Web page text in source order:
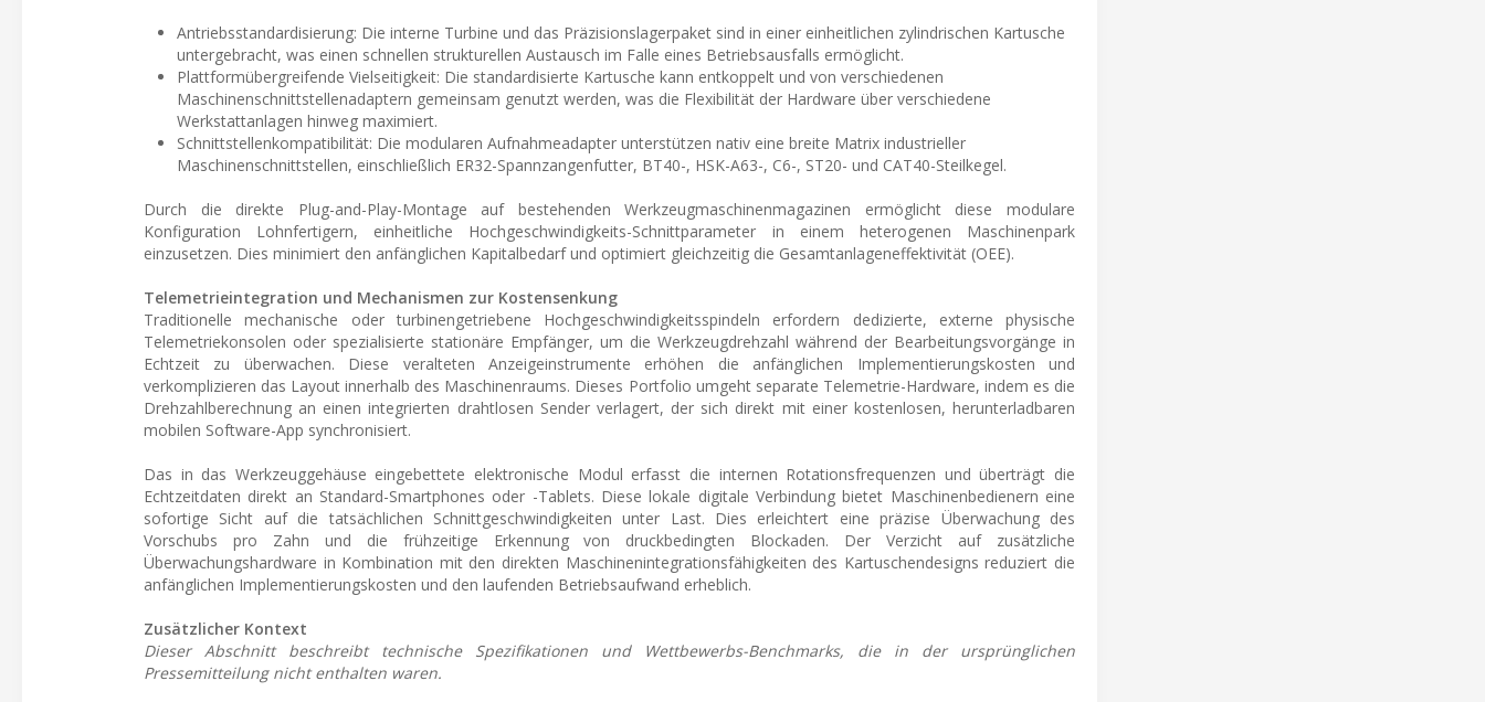
Antriebsstandardisierung: Die interne Turbine und das Präzisionslagerpaket sind in einer einheitlichen zylindrischen Kartusche
untergebracht, was einen schnellen strukturellen Austausch im Falle eines Betriebsausfalls ermöglicht.
Plattformübergreifende Vielseitigkeit: Die standardisierte Kartusche kann entkoppelt und von verschiedenen
Maschinenschnittstellenadaptern gemeinsam genutzt werden, was die Flexibilität der Hardware über verschiedene
Werkstattanlagen hinweg maximiert.
Schnittstellenkompatibilität: Die modularen Aufnahmeadapter unterstützen nativ eine breite Matrix industrieller
Maschinenschnittstellen, einschließlich ER32-Spannzangenfutter, BT40-, HSK-A63-, C6-, ST20- und CAT40-Steilkegel.
Durch die direkte Plug-and-Play-Montage auf bestehenden Werkzeugmaschinenmagazinen ermöglicht diese modulare
Konfiguration Lohnfertigern, einheitliche Hochgeschwindigkeits-Schnittparameter in einem heterogenen Maschinenpark
einzusetzen. Dies minimiert den anfänglichen Kapitalbedarf und optimiert gleichzeitig die Gesamtanlageneffektivität (OEE).
Telemetrieintegration und Mechanismen zur Kostensenkung
Traditionelle mechanische oder turbinengetriebene Hochgeschwindigkeitsspindeln erfordern dedizierte, externe physische
Telemetriekonsolen oder spezialisierte stationäre Empfänger, um die Werkzeugdrehzahl während der Bearbeitungsvorgänge in
Echtzeit zu überwachen. Diese veralteten Anzeigeinstrumente erhöhen die anfänglichen Implementierungskosten und
verkomplizieren das Layout innerhalb des Maschinenraums. Dieses Portfolio umgeht separate Telemetrie-Hardware, indem es die
Drehzahlberechnung an einen integrierten drahtlosen Sender verlagert, der sich direkt mit einer kostenlosen, herunterladbaren
mobilen Software-App synchronisiert.
Das in das Werkzeuggehäuse eingebettete elektronische Modul erfasst die internen Rotationsfrequenzen und überträgt die
Echtzeitdaten direkt an Standard-Smartphones oder -Tablets. Diese lokale digitale Verbindung bietet Maschinenbedienern eine
sofortige Sicht auf die tatsächlichen Schnittgeschwindigkeiten unter Last. Dies erleichtert eine präzise Überwachung des
Vorschubs pro Zahn und die frühzeitige Erkennung von druckbedingten Blockaden. Der Verzicht auf zusätzliche
Überwachungshardware in Kombination mit den direkten Maschinenintegrationsfähigkeiten des Kartuschendesigns reduziert die
anfänglichen Implementierungskosten und den laufenden Betriebsaufwand erheblich.
Zusätzlicher Kontext
Dieser Abschnitt beschreibt technische Spezifikationen und Wettbewerbs-Benchmarks, die in der ursprünglichen
Pressemitteilung nicht enthalten waren.